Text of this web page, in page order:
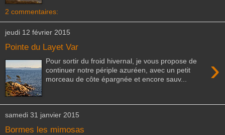
2 commentaires:
jeudi 12 février 2015
Pointe du Layet Var
›
Pour sortir du froid hivernal, je vous propose de
continuer notre périple azuréen, avec un petit
morceau de côte épargnée et encore sauv...
samedi 31 janvier 2015
Bormes les mimosas